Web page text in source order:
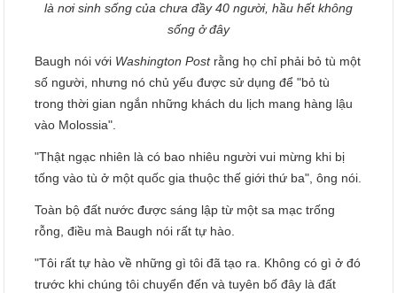
là nơi sinh sống của chưa đầy 40 người, hầu hết không
sống ở đây
Baugh nói với Washington Postrằng họ chỉ phải bỏ tù một
số người, nhưng nó chủ yếu được sử dụng để "bỏ tù
trong thời gian ngắn những khách du lịch mang hàng lậu
vào Molossia".
"Thật ngạc nhiên là có bao nhiêu người vui mừng khi bị
tống vào tù ở một quốc gia thuộc thế giới thứ ba", ông nói.
Toàn bộ đất nước được sáng lập từ một sa mạc trống
rỗng, điều mà Baugh nói rất tự hào.
"Tôi rất tự hào về những gì tôi đã tạo ra. Không có gì ở đó
trước khi chúng tôi chuyển đến và tuyên bố đây là đất